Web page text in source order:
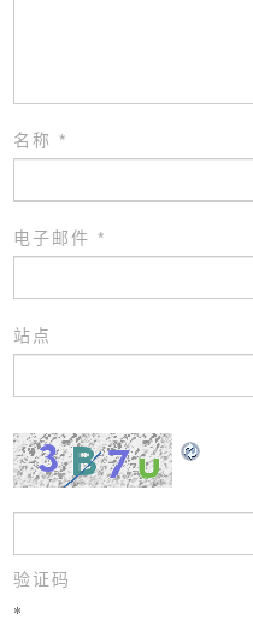
名称*
电子邮件*
站点
验证码
*